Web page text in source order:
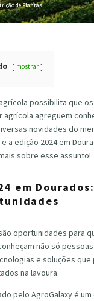
de Plantas
mostrar
possibilita que
agreguem
novidades do
a edição 2024 em
sobre esse assunto!
em
oportunidades para
não só
e soluções que
na lavoura.
pelo AgroGalaxy é